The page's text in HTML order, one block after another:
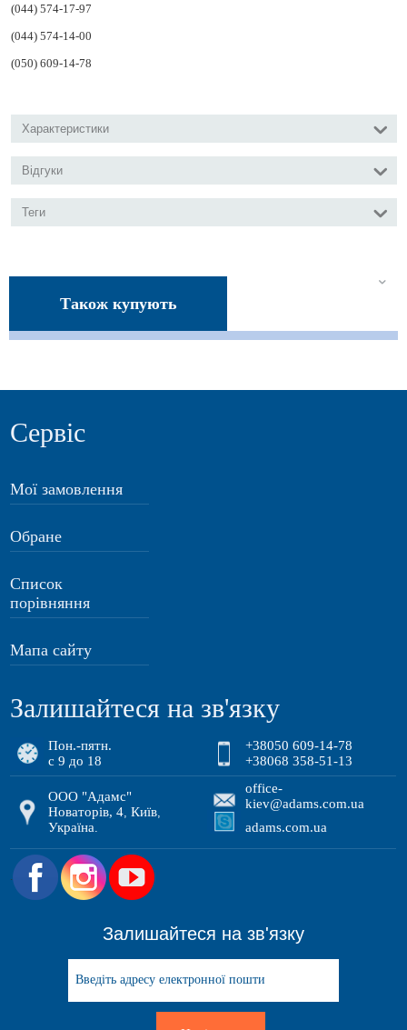
(044) 574-17-97
(044) 574-14-00
(050) 609-14-78
Характеристики
Відгуки
Теги
Також купують
Сервіс
Мої замовлення
Обране
Список
порівняння
Мапа сайту
Залишайтеся на зв'язку
Пон.-пятн.
с 9 до 18
+38050 609-14-78
+38068 358-51-13
ООО "Адамс"
Новаторів, 4 ,Київ
Україна
office-
kiev@adams.com.ua
adams.com.ua
.
Залишайтеся на зв'язку